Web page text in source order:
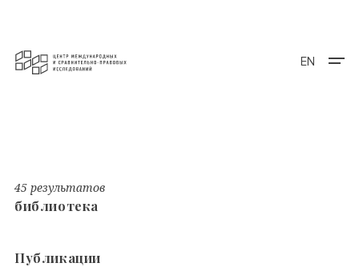
EN
45 результатов
библиотека
Публикации